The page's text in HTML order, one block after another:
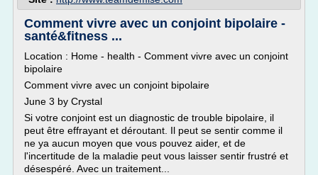
Comment vivre avec un conjoint bipolaire -
santé&fitness ...
Location : Home - health - Comment vivre avec un conjoint
bipolaire
Comment vivre avec un conjoint bipolaire
June 3 by Crystal
Si votre conjoint est un diagnostic de trouble bipolaire, il
peut être effrayant et déroutant. Il peut se sentir comme il
ne ya aucun moyen que vous pouvez aider, et de
l'incertitude de la maladie peut vous laisser sentir frustré et
désespéré. Avec un traitement...